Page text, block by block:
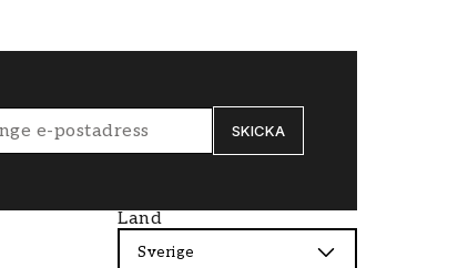
SKICKA
Land
Sverige